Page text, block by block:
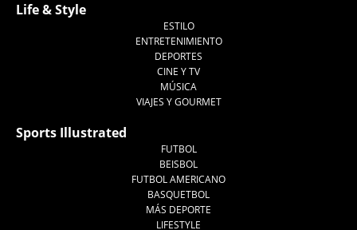
Life & Style
ESTILO
ENTRETENIMIENTO
DEPORTES
CINE Y TV
MÚSICA
VIAJES Y GOURMET
Sports Illustrated
FUTBOL
BEISBOL
FUTBOL AMERICANO
BASQUETBOL
MÁS DEPORTE
LIFESTYLE